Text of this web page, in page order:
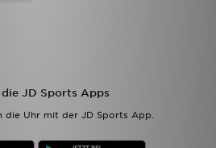
JD Sports Apps
die Uhr mit der JD Sports App.